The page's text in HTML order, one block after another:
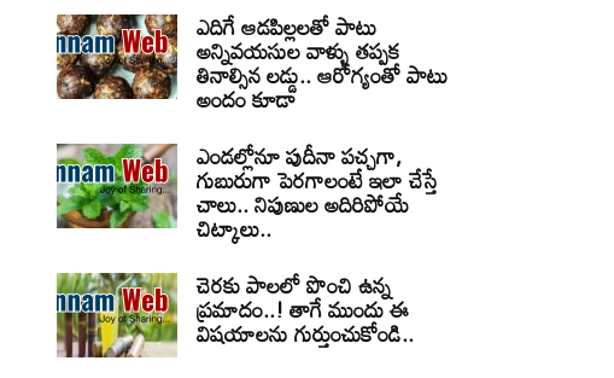
ఎదిగే ఆడపిల్లలతో పాటు
అన్నివయసుల వాళ్ళు తప్పక
తినాల్సిన లడ్డు.. ఆరోగ్యంతో పాటు
అందం కూడా
ఎండల్లోనూ పుదీనా పచ్చగా,
గుబురుగా పెరగాలంటే ఇలా చేస్తే
చాలు.. నిపుణుల అదిరిపోయే
చిట్కాలు..
చెరకు పాలలో పొంచి ఉన్న
ప్రమాదం..! తాగే ముందు ఈ
విషయాలను గుర్తుంచుకోండి..